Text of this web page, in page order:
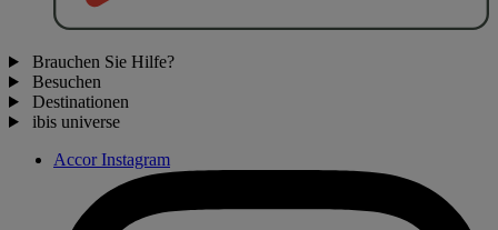
Brauchen Sie Hilfe?
Besuchen
Destinationen
ibis universe
Accor Instagram